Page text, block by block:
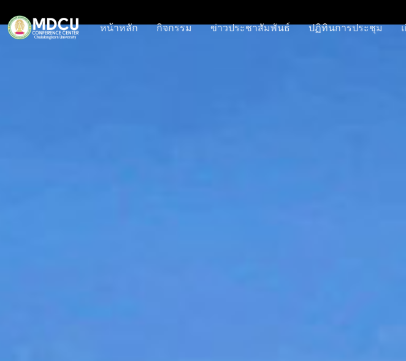
หน้าหลัก กิจกรรม ข่าวประชาสัมพันธ์ ปฏิทินการประชุม